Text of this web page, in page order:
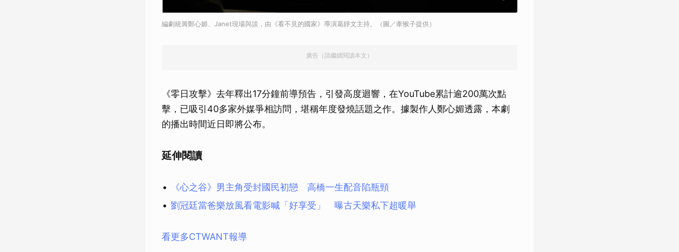
編劇統籌鄭心媚、Janet現場與談，由《看不見的國家》導演葛靜文主持。（圖／牽猴子提供）
廣告（請繼續閱讀本文）
《零日攻擊》去年釋出17分鐘前導預告，引發高度迴響，在YouTube累計逾200萬次點
擊，已吸引40多家外媒爭相訪問，堪稱年度發燒話題之作。據製作人鄭心媚透露，本劇
的播出時間近日即將公布。
延伸閱讀
《心之谷》男主角受封國民初戀 高橋一生配音陷瓶頸
劉冠廷當爸樂放風看電影喊「好享受」 曝古天樂私下超暖舉
看更多CTWANT報導